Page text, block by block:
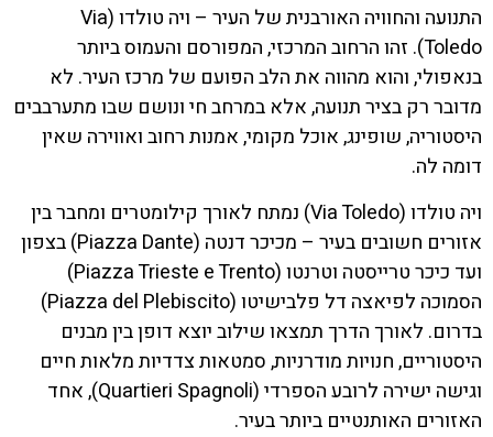
התנועה והחוויה האורבנית של העיר – ויה טולדו (Via
Toledo). זהו הרחוב המרכזי, המפורסם והעמוס ביותר
בנאפולי, והוא מהווה את הלב הפועם של מרכז העיר. לא
מדובר רק בציר תנועה, אלא במרחב חי ונושם שבו מתערבבים
היסטוריה, שופינג, אוכל מקומי, אמנות רחוב ואווירה שאין
דומה לה.
ויה טולדו (Via Toledo) נמתח לאורך קילומטרים ומחבר בין
אזורים חשובים בעיר – מכיכר דנטה (Piazza Dante) בצפון
ועד כיכר טרייסטה וטרנטו (Piazza Trieste e Trento)
הסמוכה לפיאצה דל פלבישיטו (Piazza del Plebiscito)
בדרום. לאורך הדרך תמצאו שילוב יוצא דופן בין מבנים
היסטוריים, חנויות מודרניות, סמטאות צדדיות מלאות חיים
וגישה ישירה לרובע הספרדי (Quartieri Spagnoli), אחד
האזורים האותנטיים ביותר בעיר.